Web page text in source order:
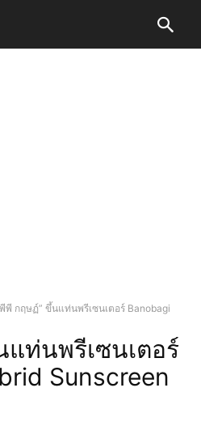
พี กฤษฏ์” ขึ้นแท่นพรีเซนเตอร์ Banobagi
ท่นพรีเซนเตอร์
Sunscreen